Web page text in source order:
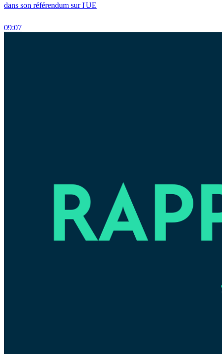
dans son référendum sur l'UE
09:07